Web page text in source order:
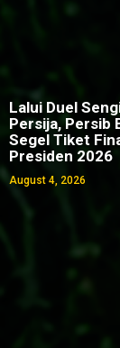
Lalui Duel
Persija, Persib
Segel Tiket
Presiden 2026
August 4, 2026